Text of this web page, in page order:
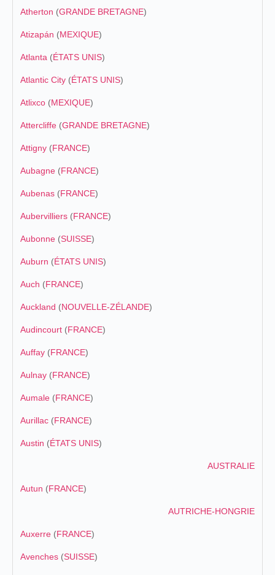
Atherton (GRANDE BRETAGNE)
Atizapán (MEXIQUE)
Atlanta (ÉTATS UNIS)
Atlantic City (ÉTATS UNIS)
Atlixco (MEXIQUE)
Attercliffe (GRANDE BRETAGNE)
Attigny (FRANCE)
Aubagne (FRANCE)
Aubenas (FRANCE)
Aubervilliers (FRANCE)
Aubonne (SUISSE)
Auburn (ÉTATS UNIS)
Auch (FRANCE)
Auckland (NOUVELLE-ZÉLANDE)
Audincourt (FRANCE)
Auffay (FRANCE)
Aulnay (FRANCE)
Aumale (FRANCE)
Aurillac (FRANCE)
Austin (ÉTATS UNIS)
AUSTRALIE
Autun (FRANCE)
AUTRICHE-HONGRIE
Auxerre (FRANCE)
Avenches (SUISSE)